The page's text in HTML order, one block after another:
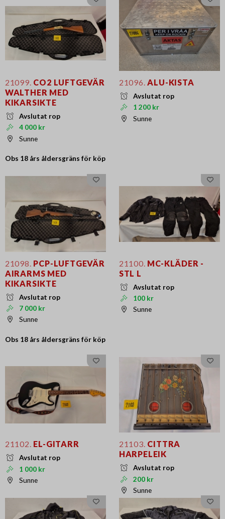
21099. CO2 LUFTGEVÄR
WALTHER MED
KIKARSIKTE
Avslutat rop
4 000 kr
Sunne
Obs 18 års åldersgräns för köp
21096. ALU-KISTA
Avslutat rop
1 200 kr
Sunne
21098. PCP-LUFTGEVÄR
AIRARMS MED
KIKARSIKTE
Avslutat rop
7 000 kr
Sunne
Obs 18 års åldersgräns för köp
21100. MC-KLÄDER -
STL L
Avslutat rop
100 kr
Sunne
21102. EL-GITARR
Avslutat rop
1 000 kr
Sunne
21103. CITTRA
HARPELEIK
Avslutat rop
200 kr
Sunne